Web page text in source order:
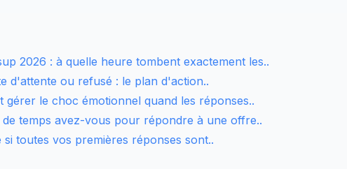
2026 : à quelle heure tombent exactement les..
d'attente ou refusé : le plan d'action..
gérer le choc émotionnel quand les réponses..
de temps avez-vous pour répondre à une offre..
si toutes vos premières réponses sont..